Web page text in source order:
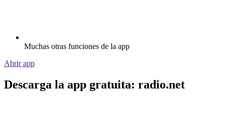
Muchas otras funciones de la app
Abrir app
Descarga la app gratuita: radio.net